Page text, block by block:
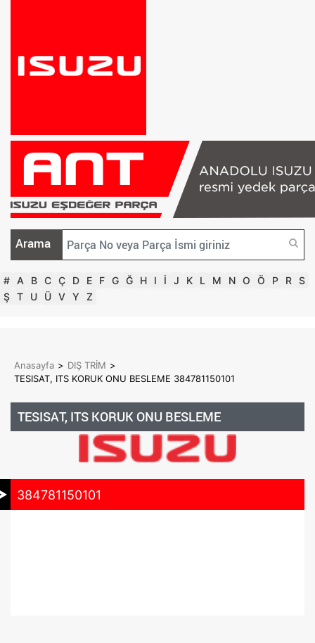
Arama
# A B C Ç D E F G Ğ H I İ J K L M N O Ö P R S
Ş T U Ü V Y Z
Anasayfa > DIŞ TRİM >
TESISAT, ITS KORUK ONU BESLEME 384781150101
TESISAT, ITS KORUK ONU BESLEME
384781150101